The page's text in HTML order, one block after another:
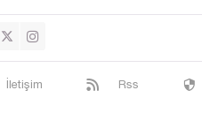
İletişim Rss